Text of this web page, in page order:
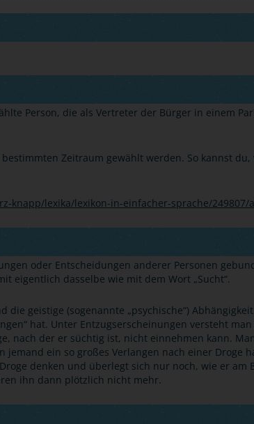
Person, die als Vertreter der Bürger in einem
Zeitraum gewählt werden. So kannst
knapp/lexika/lexikon-in-einfacher-sprache/
oder Entscheidungen anderer Personen
eigentlich dasselbe wie mit dem Wort „Sucht“.
die geistige (sogenannte „psychische“)
“ hat. Unter Entzugserscheinungen versteht
nach der er süchtig ist, nicht einnehmen kann.
jemand ein so großes Verlangen nach einer
denken und überlegt sich nur noch, wie er
ihn dann plötzlich nicht mehr.